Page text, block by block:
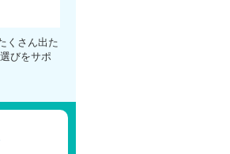
くさん出た
びをサポ